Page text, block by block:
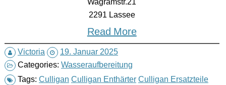
2291 Lassee
Read More
Victoria
19. Januar 2025
Categories: Wasseraufbereitung
Tags: Culligan Culligan Enthärter Culligan Ersatzteile